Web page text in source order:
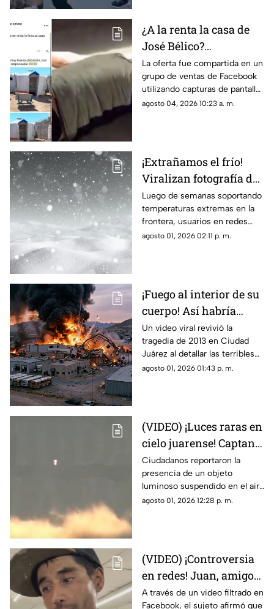
¿A la renta la casa de
José Bélico?
Publicación en redes
desata diversas
opiniones en Ciudad
Juárez
La oferta fue compartida en un
grupo de ventas de Facebook
utilizando capturas de pantalla
tomadas del canal Unique
agosto 04, 2026 10:23 a. m.
¡Extrañamos el frío!
Viralizan fotografía del
Cerro de la Biblia con
nieve tras días con más
de 40 grados en Juárez
Luego de semanas soportando
temperaturas extremas en la
frontera, usuarios en redes
sociales añoran las nevadas de
agosto 01, 2026 02:11 p. m.
¡Fuego al interior de su
cuerpo! Así habría
muerto una de las
víctimas de la
explosión de una
maquiladora en Ciudad
Un video viral revivió la
tragedia de 2013 en Ciudad
Juárez al detallar las terribles
quemaduras internas que
agosto 01, 2026 01:43 p. m.
(VIDEO) ¡Luces raras en
cielo juarense! Captan
luz de extraña forma
que asemeja un OVNI
Ciudadanos reportaron la
presencia de un objeto
luminoso suspendido en el aire
que no coincidía con drones ni
agosto 01, 2026 12:28 p. m.
(VIDEO) ¡Controversia
en redes! Juan, amigo
de José Bélico, habría
A través de un video filtrado en
Facebook, el sujeto afirmó que